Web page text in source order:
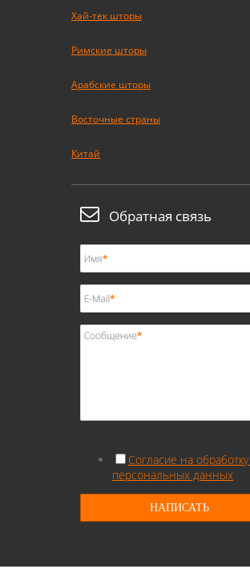
Хай-тек шторы
Римские шторы
Арабские шторы
Восточные страны
Китай
Обратная связь
Согласие на
персональных данных
НАПИСАТЬ